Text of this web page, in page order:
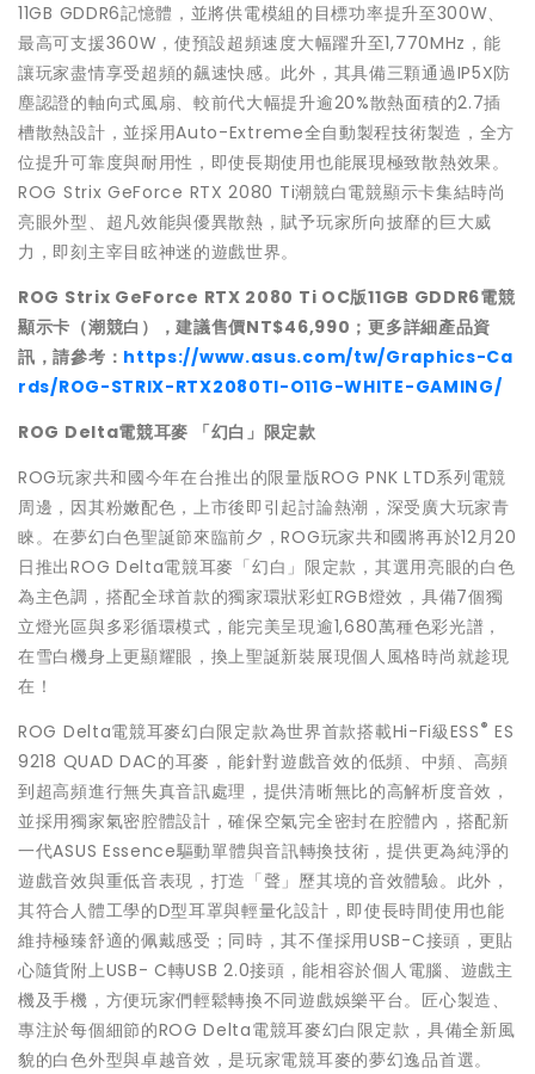
11GB GDDR6記憶體，並將供電模組的目標功率提升至300W、
最高可支援360W，使預設超頻速度大幅躍升至1,770MHz，能
讓玩家盡情享受超頻的飆速快感。此外，其具備三顆通過IP5X防
塵認證的軸向式風扇、較前代大幅提升逾20%散熱面積的2.7插
槽散熱設計，並採用Auto-Extreme全自動製程技術製造，全方
位提升可靠度與耐用性，即使長期使用也能展現極致散熱效果。
ROG Strix GeForce RTX 2080 Ti潮競白電競顯示卡集結時尚
亮眼外型、超凡效能與優異散熱，賦予玩家所向披靡的巨大威
力，即刻主宰目眩神迷的遊戲世界。
ROG Strix GeForce RTX 2080 Ti OC版11GB GDDR6電競
顯示卡（潮競白），建議售價NT$46,990；更多詳細產品資
訊，請參考： https://www.asus.com/tw/Graphics-Ca
rds/ROG-STRIX-RTX2080TI-O11G-WHITE-GAMING/
ROG Delta電競耳麥 「幻白」限定款
ROG玩家共和國今年在台推出的限量版ROG PNK LTD系列電競
周邊，因其粉嫩配色，上市後即引起討論熱潮，深受廣大玩家青
睞。在夢幻白色聖誕節來臨前夕，ROG玩家共和國將再於12月20
日推出ROG Delta電競耳麥「幻白」限定款，其選用亮眼的白色
為主色調，搭配全球首款的獨家環狀彩虹RGB燈效，具備7個獨
立燈光區與多彩循環模式，能完美呈現逾1,680萬種色彩光譜，
在雪白機身上更顯耀眼，換上聖誕新裝展現個人風格時尚就趁現
在！
ROG Delta電競耳麥幻白限定款為世界首款搭載Hi-Fi級ESS ® ES
9218 QUAD DAC的耳麥，能針對遊戲音效的低頻、中頻、高頻
到超高頻進行無失真音訊處理，提供清晰無比的高解析度音效，
並採用獨家氣密腔體設計，確保空氣完全密封在腔體內，搭配新
一代ASUS Essence驅動單體與音訊轉換技術，提供更為純淨的
遊戲音效與重低音表現，打造「聲」歷其境的音效體驗。此外，
其符合人體工學的D型耳罩與輕量化設計，即使長時間使用也能
維持極臻舒適的佩戴感受；同時，其不僅採用USB-C接頭，更貼
心隨貨附上USB- C轉USB 2.0接頭，能相容於個人電腦、遊戲主
機及手機，方便玩家們輕鬆轉換不同遊戲娛樂平台。匠心製造、
專注於每個細節的ROG Delta電競耳麥幻白限定款，具備全新風
貌的白色外型與卓越音效，是玩家電競耳麥的夢幻逸品首選。